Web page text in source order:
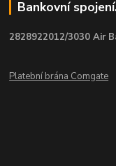
Bankovní
2828922012/3030 Air
Platební brána Comgate